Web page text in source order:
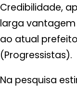
Credibilidade,
larga
ao atual
(Progressistas).
Na pesquisa